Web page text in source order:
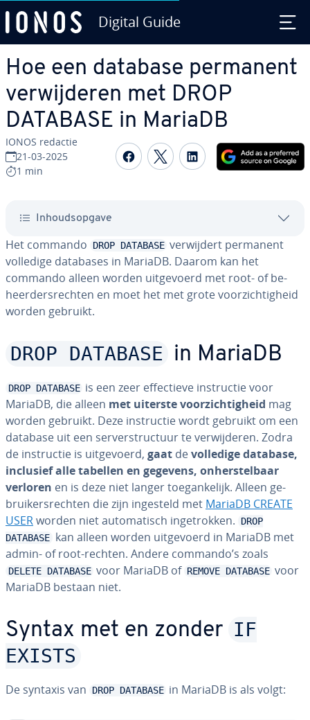
Digital Guide
Hoe een database permanent
ver­wij­de­ren met DROP
DATABASE in MariaDB
IONOS redactie
21-03-2025
1 min
Delen op Facebook
Delen op Twitter
Delen op
In­houds­op­ga­ve
Het commando DROP DATABASE ver­wij­dert permanent
volledige databases in MariaDB. Daarom kan het
commando alleen worden uit­ge­voerd met root- of be­
heer­ders­rech­ten en moet het met grote voor­zich­tig­heid
worden gebruikt.
DROP DATABASE in MariaDB
DROP DATABASE is een zeer ef­fec­tie­ve in­struc­tie voor
MariaDB, die alleen met uiterste voor­zich­tig­heid mag
worden gebruikt. Deze in­struc­tie wordt gebruikt om een
database uit een ser­ver­struc­tuur te ver­wij­de­ren. Zodra
de in­struc­tie is uit­ge­voerd, gaat devolledige database,
inclusief alle tabellen en gegevens, on­her­stel­baar
verloren en is deze niet langer toe­gan­ke­lijk. Alleen ge­
brui­kers­rech­ten die zijn ingesteld met MariaDB CREATE
USERworden niet au­to­ma­tisch in­ge­trok­ken.
DROP
DATABASE kan alleen worden uit­ge­voerd in MariaDB met
admin- of root-rechten. Andere commando’s zoals
DELETE DATABASE voor MariaDB of REMOVE DATABASE voor
MariaDB bestaan niet.
Syntax met en zonder IF
EXISTS
De syntaxis van DROP DATABASE in MariaDB is als volgt: